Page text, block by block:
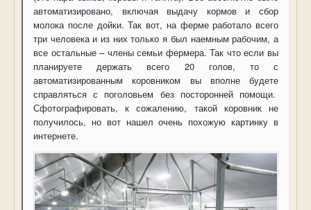
автоматизировано, включая выдачу кормов и сбор
молока после дойки. Так вот, на ферме работало всего
три человека и из них только я был наемным рабочим, а
все остальные – члены семьи фермера. Так что если вы
планируете держать всего 20 голов, то с
автоматизированным коровником вы вполне будете
справляться с поголовьем без посторонней помощи.
Сфотографировать, к сожалению, такой коровник не
получилось, но вот нашел очень похожую картинку в
интернете.